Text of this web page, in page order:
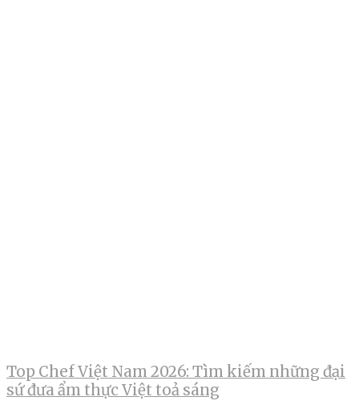
Top Chef Việt Nam 2026: Tìm kiếm những đại
sứ đưa ẩm thực Việt toả sáng